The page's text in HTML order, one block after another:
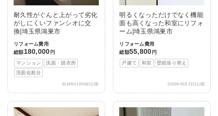
耐久性がぐんと上がって劣化
がしにくいファンシオに交
換|埼玉県鴻巣市
リフォーム費用
総額180,000 円
マンション
洗面・脱衣所
洗面化粧台
2016年01月08日公開
明るくなっただけでなく機能
面も高くなった和室にリフォ
ーム|埼玉県鴻巣市
リフォーム費用
総額55,800 円
戸建て
和室 壁紙張り替え
2015年05月21日公開